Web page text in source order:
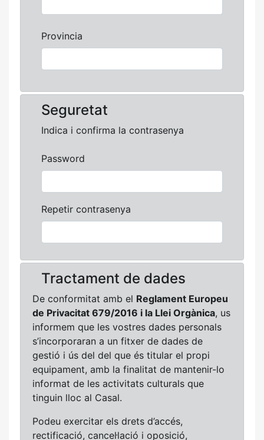
Provincia
Seguretat
Indica i confirma la contrasenya
Password
Repetir contrasenya
Tractament de dades
De conformitat amb el Reglament Europeu
de Privacitat 679/2016 i la Llei Orgànica, us
informem que les vostres dades personals
s’incorporaran a un fitxer de dades de
gestió i ús del del que és titular el propi
equipament, amb la finalitat de mantenir-lo
informat de les activitats culturals que
tinguin lloc al Casal.
Podeu exercitar els drets d’accés,
rectificació, cancel·lació i oposició,